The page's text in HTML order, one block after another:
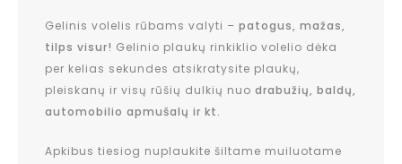
Gelinis volelis rūbams valyti – patogus, mažas,
tilps visur! Gelinio plaukų rinkiklio volelio dėka
per kelias sekundes atsikratysite plaukų,
pleiskanų ir visų rūšių dulkių nuo drabužių, baldų,
automobilio apmušalų ir kt.
Apkibus tiesiog nuplaukite šiltame muiluotame